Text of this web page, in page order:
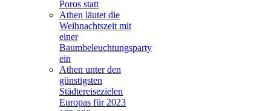
Poros statt
Athen läutet die
Weihnachtszeit mit
einer
Baumbeleuchtungsparty
ein
Athen unter den
günstigsten
Städtereisezielen
Europas für 2023